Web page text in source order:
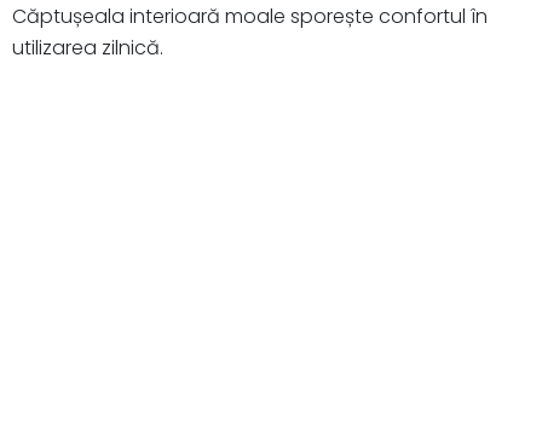
Căptușeala interioară moale sporește confortul în
utilizarea zilnică.